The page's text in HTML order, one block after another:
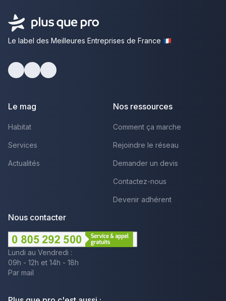
Le label des Meilleures Entreprises de France
Le mag
Habitat
Services
Actualités
Nos ressources
Comment ça marche
Rejoindre le réseau
Demander un devis
Contactez-nous
Devenir adhérent
Nous contacter
Lundi au Vendredi :
09h - 12h et 14h - 18h
Par mail